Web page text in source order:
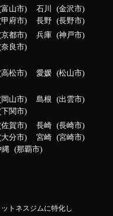
富山市 石川
金沢市
甲府市 長野 長野市
京都市 兵庫
神戸市
奈良市
高松市 愛媛
松山市
岡山市 島根
出雲市
下関市
佐賀市 長崎
長崎市
大分市 宮崎
宮崎市
縄 那覇市
トネスジムに特化し